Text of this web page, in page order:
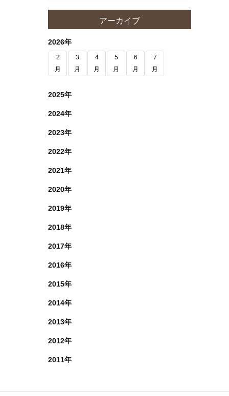
アーカイブ
2026年
2
月
3
月
4
月
5
月
6
月
7
月
2025年
2024年
2023年
2022年
2021年
2020年
2019年
2018年
2017年
2016年
2015年
2014年
2013年
2012年
2011年